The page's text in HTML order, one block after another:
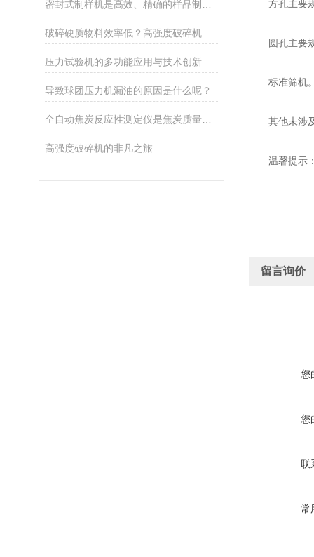
破碎硬质物料效率低？高强度破碎机帮你提升30%产能
压力试验机的多功能应用与技术创新
导致球团压力机漏油的原因是什么呢？
全自动焦炭反应性测定仪是焦炭质量评估的设备
高强度破碎机的非凡之旅
方孔主要规
圆孔主要规
标准筛机。
其他未涉及
温馨提示：
留言询价
您
您
联
常